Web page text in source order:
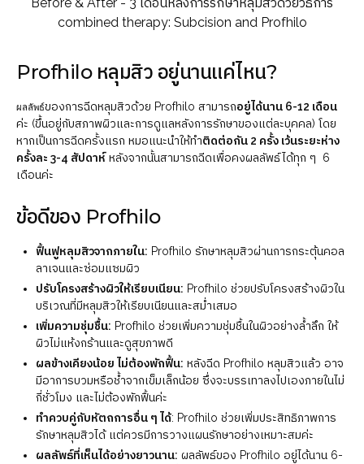
combined therapy: Subcision and Profhilo
Profhilo หลุมสิว อยู่นานแค่ไหน?
ผลลัพธ์ของการฉีดหลุมสิวด้วย Profhilo สามารถอยู่ได้นาน 6-12 เดือน
ค่ะ (ขึ้นอยู่กับสภาพผิวและการดูแลหลังการรักษาของแต่ละบุคคล) โดย
หากเป็นการฉีดครั้งแรก หมอแนะนำให้ทำติดต่อกัน 2 ครั้ง เว้นระยะห่าง
ครั้งละ 3-4 สัปดาห์หลังจากนั้นสามารถฉีดเพื่อคงผลลัพธ์ได้ทุก ๆ 6
เดือนค่ะ
ข้อดีของ Profhilo
ฟื้นฟูหลุมสิวจากภายใน: Profhilo รักษาหลุมสิวผ่านการกระตุ้นคอล
ลาเจนและซ่อมแซมผิว
ปรับโครงสร้างผิวให้เรียบเนียน: Profhilo ช่วยปรับโครงสร้างผิวใน
บริเวณที่มีหลุมสิวให้เรียบเนียนและสม่ำเสมอ
เพิ่มความชุ่มชื้น: Profhilo ช่วยเพิ่มความชุ่มชื้นในผิวอย่างล้ำลึก ให้
ผิวไม่แห้งกร้านและดูสุขภาพดี
ผลข้างเคียงน้อย ไม่ต้องพักฟื้น: หลังฉีด Profhilo หลุมสิวแล้ว อาจ
มีอาการบวมหรือช้ำจากเข็มเล็กน้อย ซึ่งจะบรรเทาลงไปเองภายในไม่
กี่ชั่วโมง และไม่ต้องพักฟื้นค่ะ
ทำควบคู่กับหัตถการอื่น ๆ ได้: Profhilo ช่วยเพิ่มประสิทธิภาพการ
รักษาหลุมสิวได้ แต่ควรมีการวางแผนรักษาอย่างเหมาะสมค่ะ
ผลลัพธ์ที่เห็นได้อย่างยาวนาน: ผลลัพธ์ของ Profhilo อยู่ได้นาน 6-